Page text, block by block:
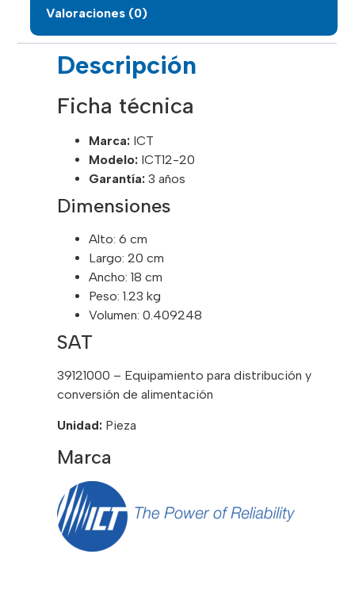
Valoraciones (0)
Descripción
Ficha técnica
Marca: ICT
Modelo: ICT12-20
Garantía: 3 años
Dimensiones
Alto: 6 cm
Largo: 20 cm
Ancho: 18 cm
Peso: 1.23 kg
Volumen: 0.409248
SAT
39121000 – Equipamiento para distribución y
conversión de alimentación
Unidad: Pieza
Marca